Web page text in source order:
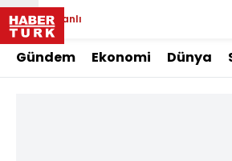
Canlı
Gündem Ekonomi Dünya